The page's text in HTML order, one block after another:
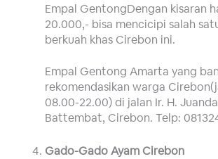
Empal GentongDengan kisaran
20.000,- bisa mencicipi salah
berkuah khas Cirebon ini.
Empal Gentong Amarta yang
rekomendasikan warga
08.00-22.00) di jalan Ir. H.
Battembat, Cirebon. Telp:
Gado-Gado Ayam Cirebon